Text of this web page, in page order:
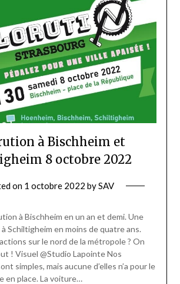
à Bischheim et
8 octobre 2022
on 1 octobre 2022 bySAV
à Bischheim en un an et demi. Une
Schiltigheim en moins de quatre ans.
sur le nord de la métropole ? On
! Visuel @Studio Lapointe Nos
simples, mais aucune d’elles n’a pour le
en place. La voiture…